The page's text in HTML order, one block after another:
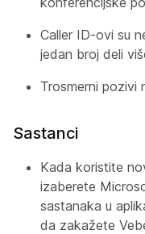
Caller ID-ovi su
jedan broj deli
Trosmerni pozivi
Sastanci
Kada koristite
izaberete
sastanaka u
da zakažete